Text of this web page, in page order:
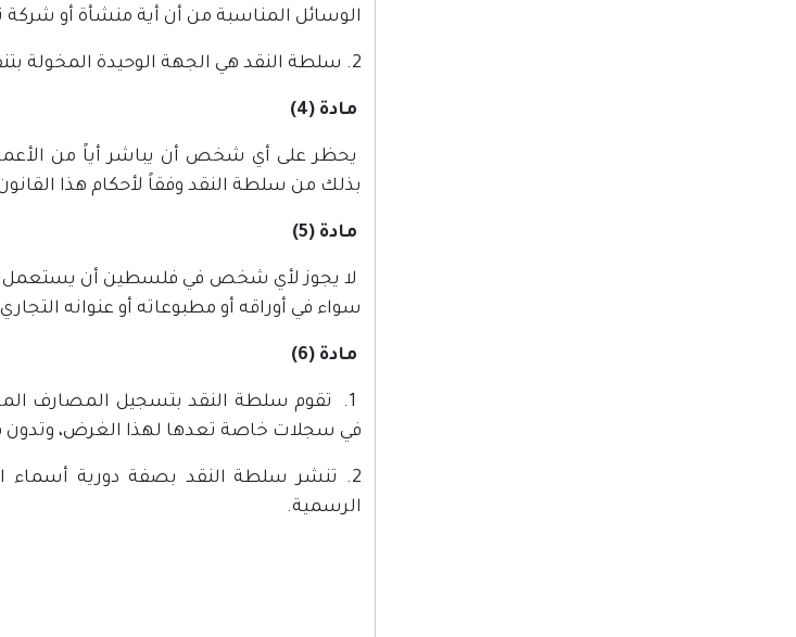
الوسائل المناسبة من أن أية منشأة أو شركة
2. سلطة النقد هي الجهة الوحيدة المخولة بتنفيذ أحكام هذا القانون، وأية أنظمة أو تعليمات تصدر بمقتضاه.
مادة (4)
يحظر على أي شخص أن يباشر أياً من
بذلك من سلطة النقد وفقاً لأحكام هذا
مادة (5)
لا يجوز لأي شخص في فلسطين أن يستعمل
سواء في أوراقه أو مطبوعاته أو عنوانه
مادة (6)
1. تقوم سلطة النقد بتسجيل المصارف
في سجلات خاصة تعدها لهذا الغرض، وتدون
2. تنشر سلطة النقد بصفة دورية
الرسمية.